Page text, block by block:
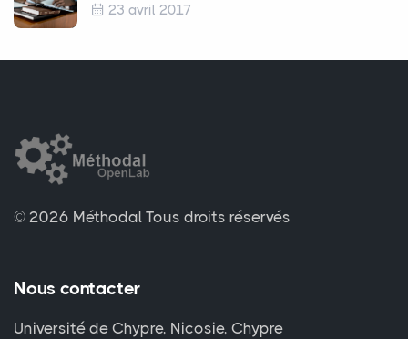
23 avril 2017
© 2026 Méthodal Tous droits réservés
Nous contacter
Université de Chypre, Nicosie, Chypre